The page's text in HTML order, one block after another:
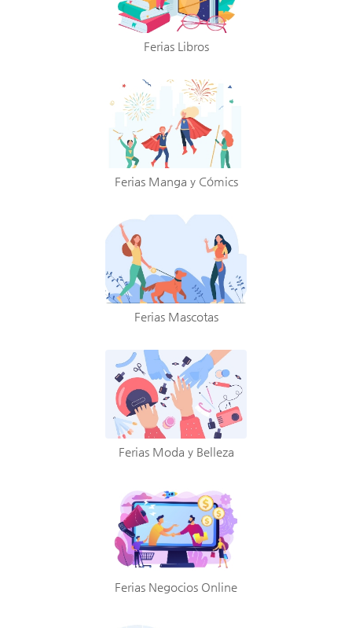
Ferias Libros
Ferias Manga y Cómics
Ferias Mascotas
Ferias Moda y Belleza
Ferias Negocios Online